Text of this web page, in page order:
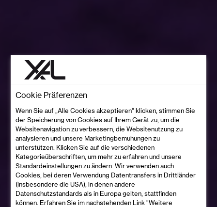
Cookie Präferenzen
Wenn Sie auf „Alle Cookies akzeptieren“ klicken, stimmen Sie
der Speicherung von Cookies auf Ihrem Gerät zu, um die
Websitenavigation zu verbessern, die Websitenutzung zu
analysieren und unsere Marketingbemühungen zu
unterstützen. Klicken Sie auf die verschiedenen
Kategorieüberschriften, um mehr zu erfahren und unsere
Standardeinstellungen zu ändern. Wir verwenden auch
Cookies, bei deren Verwendung Datentransfers in Drittländer
(insbesondere die USA), in denen andere
Datenschutzstandards als in Europa gelten, stattfinden
können. Erfahren Sie im nachstehenden Link "Weitere